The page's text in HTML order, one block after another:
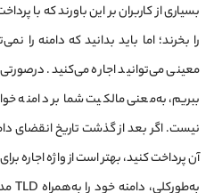
بسیاری از کاربران بر این باورند که با
را بخرند؛ اما باید بدانید که دامنه را
معینی می‌توانید اجاره می‌کنید.
ببریم، به‌معنی مالکیت شما بر دامنه
نیست. اگر بعد از گذشت تاریخ انقضای
آن پرداخت کنید، بهتر است از واژه اجاره